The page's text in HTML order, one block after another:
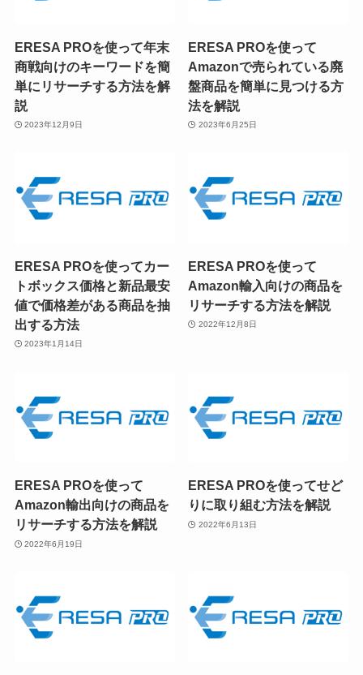
ERESA PROを使って年末
商戦向けのキーワードを簡
単にリサーチする方法を解
説
2023年12月9日
ERESA PROを使って
Amazonで売られている廃
盤商品を簡単に見つける方
法を解説
2023年6月25日
ERESA PROを使ってカー
トボックス価格と新品最安
値で価格差がある商品を抽
出する方法
2023年1月14日
ERESA PROを使って
Amazon輸入向けの商品を
リサーチする方法を解説
2022年12月8日
ERESA PROを使って
Amazon輸出向けの商品を
リサーチする方法を解説
2022年6月19日
ERESA PROを使ってせど
りに取り組む方法を解説
2022年6月13日